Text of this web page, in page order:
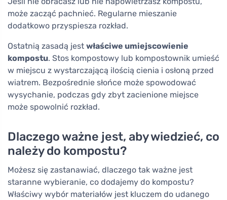
może zacząć pachnieć. Regularne mieszanie
dodatkowo przyspiesza rozkład.
Ostatnią zasadą jest właściwe umiejscowienie
kompostu. Stos kompostowy lub kompostownik umieść
w miejscu z wystarczającą ilością cienia i osłoną przed
wiatrem. Bezpośrednie słońce może spowodować
wysychanie, podczas gdy zbyt zacienione miejsce
może spowolnić rozkład.
Dlaczego ważne jest, aby wiedzieć, co
należy do kompostu?
Możesz się zastanawiać, dlaczego tak ważne jest
staranne wybieranie, co dodajemy do kompostu?
Właściwy wybór materiałów jest kluczem do udanego